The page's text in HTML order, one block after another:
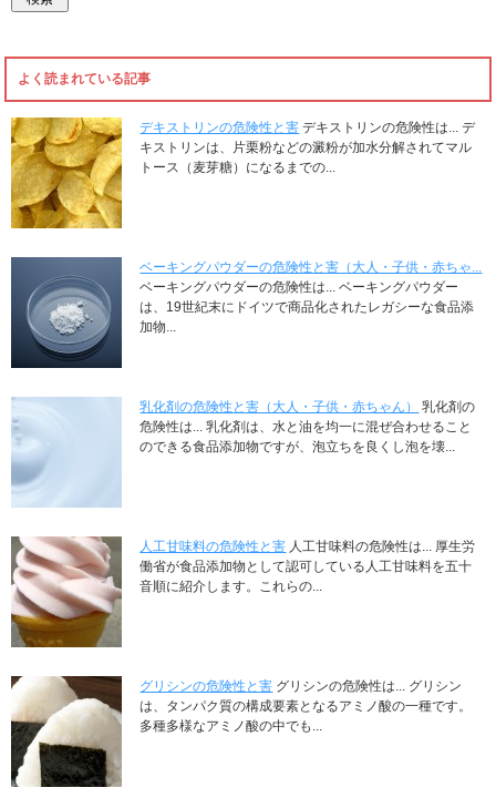
よく読まれている記事
デキストリンの危険性と害 デキストリンの危険性は... デ
キストリンは、片栗粉などの澱粉が加水分解されてマル
トース（麦芽糖）になるまでの...
ベーキングパウダーの危険性と害（大人・子供・赤ちゃ...
ベーキングパウダーの危険性は... ベーキングパウダー
は、19世紀末にドイツで商品化されたレガシーな食品添
加物...
乳化剤の危険性と害（大人・子供・赤ちゃん）
乳化剤の
危険性は... 乳化剤は、水と油を均一に混ぜ合わせること
のできる食品添加物ですが、泡立ちを良くし泡を壊...
人工甘味料の危険性と害 人工甘味料の危険性は... 厚生労
働省が食品添加物として認可している人工甘味料を五十
音順に紹介します。これらの...
グリシンの危険性と害 グリシンの危険性は... グリシン
は、タンパク質の構成要素となるアミノ酸の一種です。
多種多様なアミノ酸の中でも...